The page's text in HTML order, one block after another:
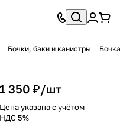
Бочки, баки и канистры
1 350 ₽/шт
Цена указана с учётом
НДС 5%